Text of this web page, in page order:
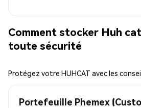
Comment stocker Huh
toute sécurité
Protégez votre HUHCAT avec les
Portefeuille Phemex